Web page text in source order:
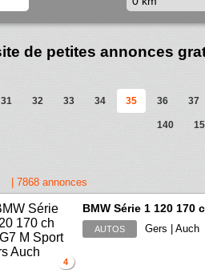
de petites annonces
31 32 33 34 35 36 37
140
7868 annonces
4
BMW Série 1 120 170
AUTOS Gers | Auch